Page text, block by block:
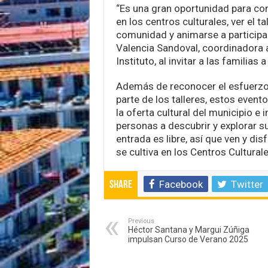
“Es una gran oportunidad para
en los centros culturales, ver el
comunidad y animarse a
Valencia Sandoval, coordinadora
Instituto, al invitar a las familias
Además de reconocer el
parte de los talleres, estos
la oferta cultural del municipio e
personas a descubrir y explorar
entrada es libre, así que ven y
se cultiva en los Centros
Share Facebook Twitter
Previous
Héctor Santana y Margui Zúñiga
impulsan Curso de Verano 2025